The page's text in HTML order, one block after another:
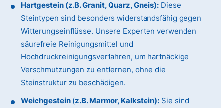
Hartgestein (z.B. Granit, Quarz, Gneis): Diese
Steintypen sind besonders widerstandsfähig gegen
Witterungseinflüsse. Unsere Experten verwenden
säurefreie Reinigungsmittel und
Hochdruckreinigungsverfahren, um hartnäckige
Verschmutzungen zu entfernen, ohne die
Steinstruktur zu beschädigen.
Weichgestein (z.B. Marmor, Kalkstein): Sie sind